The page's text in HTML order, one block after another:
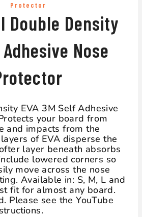
Protector
Double Density
Nose
EVA 3M Self Adhesive
your board from
and impacts from the
of EVA disperse the
layer beneath absorbs
lowered corners so
move across the nose
Available in: S, M, L and
fit for almost any board.
Please see the YouTube